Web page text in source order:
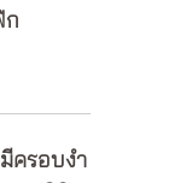
ก
ครอบงำ